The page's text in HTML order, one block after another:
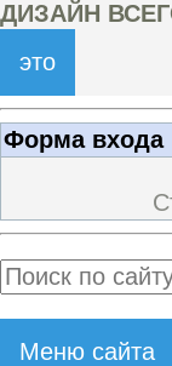
ДИЗАЙН
это
Форма входа
Меню сайта